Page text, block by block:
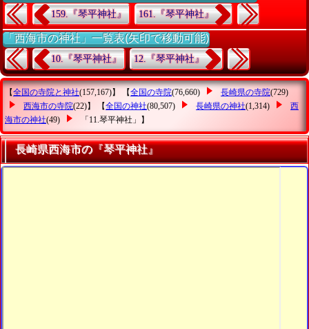
159.『琴平神社』 161.『琴平神社』
「西海市の神社」一覧表(矢印で移動可能)
10.『琴平神社』 12.『琴平神社』
【全国の寺院と神社(157,167)】 【全国の寺院(76,660) 長崎県の寺院(729)
西海市の寺院(22)】 【全国の神社(80,507) 長崎県の神社(1,314)
西
海市の神社(49) 「11.琴平神社」 】
長崎県西海市の『琴平神社』